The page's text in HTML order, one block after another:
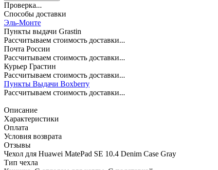
Проверка...
Способы доставки
Эль-Монте
Пункты выдачи Grastin
Рассчитываем стоимость доставки...
Почта России
Рассчитываем стоимость доставки...
Курьер Грастин
Рассчитываем стоимость доставки...
Пункты Выдачи Boxberry
Рассчитываем стоимость доставки...
Описание
Характеристики
Оплата
Условия возврата
Отзывы
Чехол для Huawei MatePad SE 10.4 Denim Case Gray
Тип чехла